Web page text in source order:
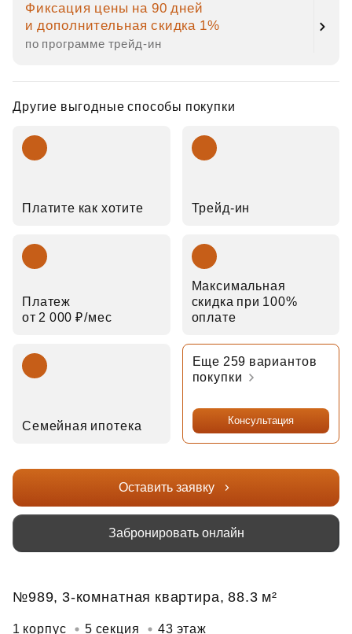
Фиксация цены на 90 дней
и дополнительная скидка 1%
по программе трейд‑ин
Другие выгодные способы покупки
Платите как хотите Трейд‑ин
Платеж
от 2 000 ₽⁠/⁠мес
Максимальная
скидка при 100%
оплате
Семейная ипотека
Еще 259 вариантов
покупки
Консультация
Оставить заявку
Забронировать онлайн
№989, 3-комнатная квартира, 88.3 м²
1 корпус 5 секция 43 этаж